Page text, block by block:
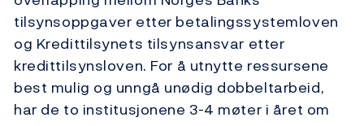
tilsynsoppgaver etter betalingssystemloven
og Kredittilsynets tilsynsansvar etter
kredittilsynsloven. For å utnytte ressursene
best mulig og unngå unødig dobbeltarbeid,
har de to institusjonene 3-4 møter i året om